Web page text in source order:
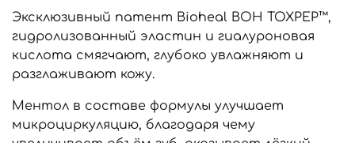
Эксклюзивный патент Bioheal BOH TOXPEP™,
гидролизованный эластин и гиалуроновая
кислота смягчают, глубоко увлажняют и
разглаживают кожу.
Ментол в составе формулы улучшает
микроциркуляцию, благодаря чему